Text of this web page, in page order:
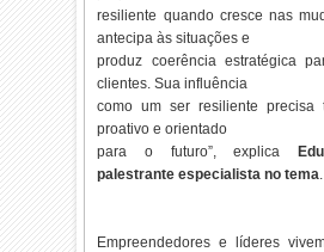
resiliente quando cresce nas
antecipa às situações e
produz coerência estratégica
clientes. Sua influência
como um ser resiliente precisa
proativo e orientado
para o futuro”, explica
palestrante especialista no tema.
Empreendedores e líderes